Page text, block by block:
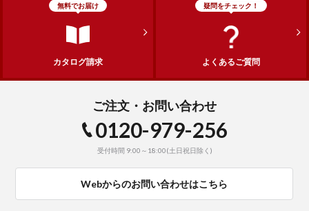
無料でお届け
カタログ請求
疑問をチェック！
よくあるご質問
ご注文・お問い合わせ
0120-979-256
受付時間 9:00～18:00(土日祝日除く)
Webからのお問い合わせはこちら